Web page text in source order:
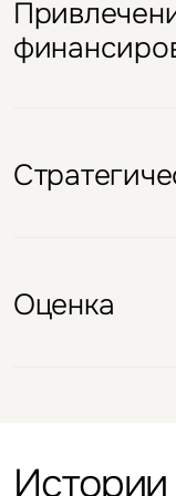
Оценка
Брокеридж
Брокеридж
Брокеридж
Брокеридж
Истории